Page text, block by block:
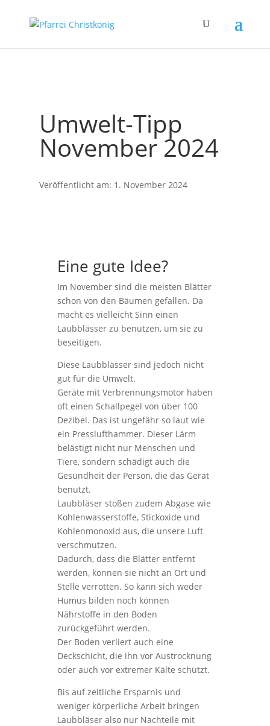
Umwelt-Tipp
November 2024
Veröffentlicht am: 1. November 2024
Eine gute Idee?
Im November sind die meisten Blätter
schon von den Bäumen gefallen. Da
macht es vielleicht Sinn einen
Laubblässer zu benutzen, um sie zu
beseitigen.
Diese Laubblässer sind jedoch nicht
gut für die Umwelt.
Geräte mit Verbrennungsmotor haben
oft einen Schallpegel von über 100
Dezibel. Das ist ungefähr so laut wie
ein Presslufthammer. Dieser Lärm
belästigt nicht nur Menschen und
Tiere, sondern schädigt auch die
Gesundheit der Person, die das Gerät
benutzt.
Laubbläser stoßen zudem Abgase wie
Kohlenwasserstoffe, Stickoxide und
Kohlenmonoxid aus, die unsere Luft
verschmutzen.
Dadurch, dass die Blätter entfernt
werden, können sie nicht an Ort und
Stelle verrotten. So kann sich weder
Humus bilden noch können
Nährstoffe in den Boden
zurückgeführt werden.
Der Boden verliert auch eine
Deckschicht, die ihn vor Austrocknung
oder auch vor extremer Kälte schützt.
Bis auf zeitliche Ersparnis und
weniger körperliche Arbeit bringen
Laubbläser also nur Nachteile mit